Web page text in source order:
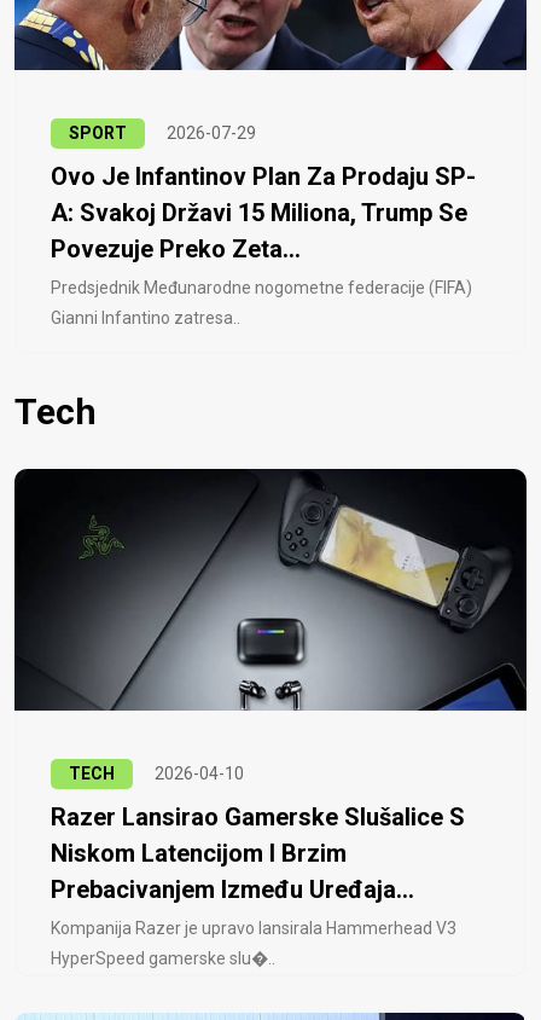
SPORT 2026-07-29
Ovo Je Infantinov Plan Za Prodaju SP-
A: Svakoj Državi 15 Miliona, Trump Se
Povezuje Preko Zeta...
Predsjednik Međunarodne nogometne federacije (FIFA)
Gianni Infantino zatresa..
Tech
TECH 2026-04-10
Razer Lansirao Gamerske Slušalice S
Niskom Latencijom I Brzim
Prebacivanjem Između Uređaja...
Kompanija Razer je upravo lansirala Hammerhead V3
HyperSpeed ​​gamerske slu�..